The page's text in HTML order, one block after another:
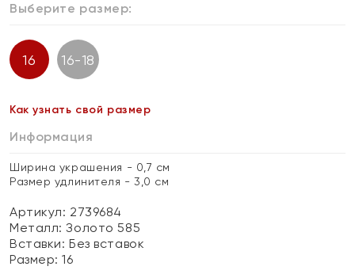
Выберите размер:
16 16-18
Как узнать свой размер
Информация
Ширина украшения - 0,7 см
Размер удлинителя - 3,0 см
Артикул: 2739684
Металл:Золото 585
Вставки:Без вставок
Размер:16